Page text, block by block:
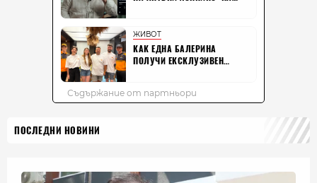
ПОСЛЕДНИ НОВИНИ